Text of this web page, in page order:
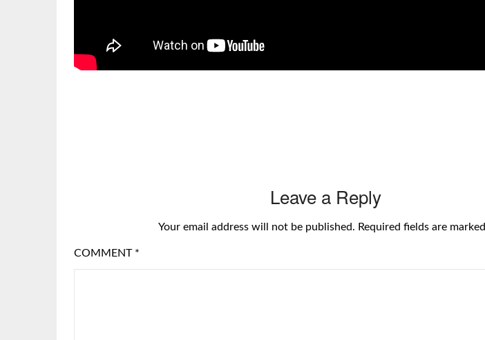
Leave a Reply
Your email address will not be published. Required fields are marked
COMMENT *